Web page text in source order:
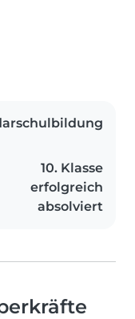
10. Klasse
erfolgreich
absolviert